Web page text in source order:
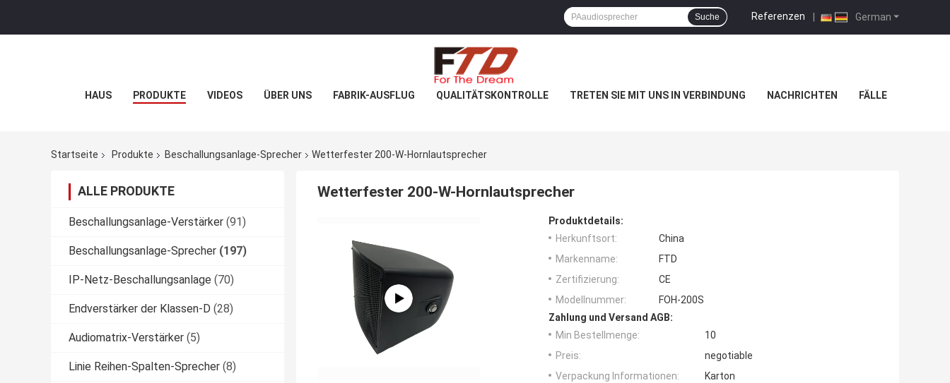
German
Referenzen |
Suche
HAUS PRODUKTE VIDEOS ÜBER UNS FABRIK-AUSFLUG QUALITÄTSKONTROLLE TRETEN SIE MIT UNS IN VERBINDUNG NACHRICHTEN FÄLLE
Startseite Produkte Beschallungsanlage-Sprecher Wetterfester 200-W-Hornlautsprecher
ALLE PRODUKTE
Beschallungsanlage-Verstärker (91)
Beschallungsanlage-Sprecher (197)
IP-Netz-Beschallungsanlage (70)
Endverstärker der Klassen-D (28)
Audiomatrix-Verstärker (5)
Linie Reihen-Spalten-Sprecher (8)
Wetterfester 200-W-Hornlautsprecher
Produktdetails:
Herkunftsort:
China
Markenname:
FTD
Zertifizierung:
CE
Modellnummer:
FOH-200S
Zahlung und Versand AGB:
Min Bestellmenge:
10
Preis:
negotiable
Verpackung Informationen:
Karton